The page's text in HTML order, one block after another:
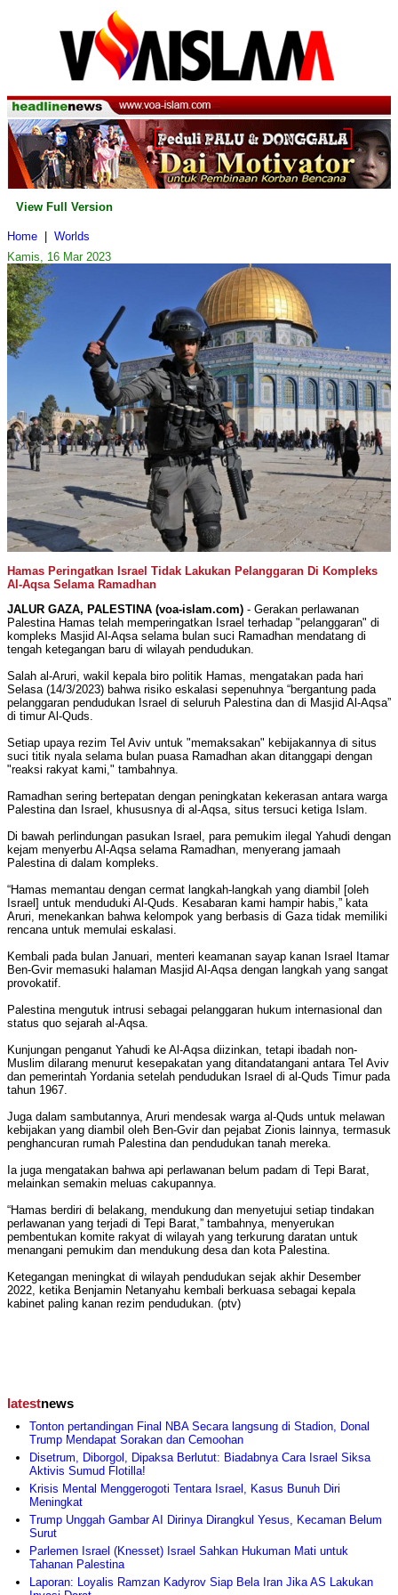
View Full Version
Home
Worlds
Kamis, 16 Mar 2023
Hamas Peringatkan Israel Tidak Lakukan Pelanggaran Di Kompleks
Al-Aqsa Selama Ramadhan
JALUR GAZA, PALESTINA (voa-islam.com) - Gerakan perlawanan
Palestina Hamas telah memperingatkan Israel terhadap "pelanggaran" di
kompleks Masjid Al-Aqsa selama bulan suci Ramadhan mendatang di
tengah ketegangan baru di wilayah pendudukan.
Salah al-Aruri, wakil kepala biro politik Hamas, mengatakan pada hari
Selasa (14/3/2023) bahwa risiko eskalasi sepenuhnya “bergantung pada
pelanggaran pendudukan Israel di seluruh Palestina dan di Masjid Al-Aqsa”
di timur Al-Quds.
Setiap upaya rezim Tel Aviv untuk "memaksakan" kebijakannya di situs
suci titik nyala selama bulan puasa Ramadhan akan ditanggapi dengan
"reaksi rakyat kami," tambahnya.
Ramadhan sering bertepatan dengan peningkatan kekerasan antara warga
Palestina dan Israel, khususnya di al-Aqsa, situs tersuci ketiga Islam.
Di bawah perlindungan pasukan Israel, para pemukim ilegal Yahudi dengan
kejam menyerbu Al-Aqsa selama Ramadhan, menyerang jamaah
Palestina di dalam kompleks.
“Hamas memantau dengan cermat langkah-langkah yang diambil [oleh
Israel] untuk menduduki Al-Quds. Kesabaran kami hampir habis,” kata
Aruri, menekankan bahwa kelompok yang berbasis di Gaza tidak memiliki
rencana untuk memulai eskalasi.
Kembali pada bulan Januari, menteri keamanan sayap kanan Israel Itamar
Ben-Gvir memasuki halaman Masjid Al-Aqsa dengan langkah yang sangat
provokatif.
Palestina mengutuk intrusi sebagai pelanggaran hukum internasional dan
status quo sejarah al-Aqsa.
Kunjungan penganut Yahudi ke Al-Aqsa diizinkan, tetapi ibadah non-
Muslim dilarang menurut kesepakatan yang ditandatangani antara Tel Aviv
dan pemerintah Yordania setelah pendudukan Israel di al-Quds Timur pada
tahun 1967.
Juga dalam sambutannya, Aruri mendesak warga al-Quds untuk melawan
kebijakan yang diambil oleh Ben-Gvir dan pejabat Zionis lainnya, termasuk
penghancuran rumah Palestina dan pendudukan tanah mereka.
Ia juga mengatakan bahwa api perlawanan belum padam di Tepi Barat,
melainkan semakin meluas cakupannya.
“Hamas berdiri di belakang, mendukung dan menyetujui setiap tindakan
perlawanan yang terjadi di Tepi Barat,” tambahnya, menyerukan
pembentukan komite rakyat di wilayah yang terkurung daratan untuk
menangani pemukim dan mendukung desa dan kota Palestina.
Ketegangan meningkat di wilayah pendudukan sejak akhir Desember
2022, ketika Benjamin Netanyahu kembali berkuasa sebagai kepala
kabinet paling kanan rezim pendudukan. (ptv)
latestnews
Tonton pertandingan Final NBA Secara langsung di Stadion, Donal
Trump Mendapat Sorakan dan Cemoohan
Disetrum, Diborgol, Dipaksa Berlutut: Biadabnya Cara Israel Siksa
Aktivis Sumud Flotilla!
Krisis Mental Menggerogoti Tentara Israel, Kasus Bunuh Diri
Meningkat
Trump Unggah Gambar AI Dirinya Dirangkul Yesus, Kecaman Belum
Surut
Parlemen Israel (Knesset) Israel Sahkan Hukuman Mati untuk
Tahanan Palestina
Laporan: Loyalis Ramzan Kadyrov Siap Bela Iran Jika AS Lakukan